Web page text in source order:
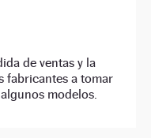
de ventas y la
fabricantes a tomar
modelos.